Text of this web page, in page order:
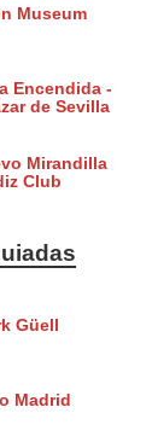
Museum
Encendida -
de Sevilla
Mirandilla
Club
Güell
Madrid